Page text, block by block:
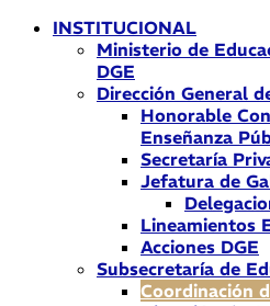
INSTITUCIONAL
Ministerio de
DGE
Dirección General
Honorable
Enseñanza
Secretaría
Jefatura de
Lineamientos
Acciones DGE
Subsecretaría de
Coordinación